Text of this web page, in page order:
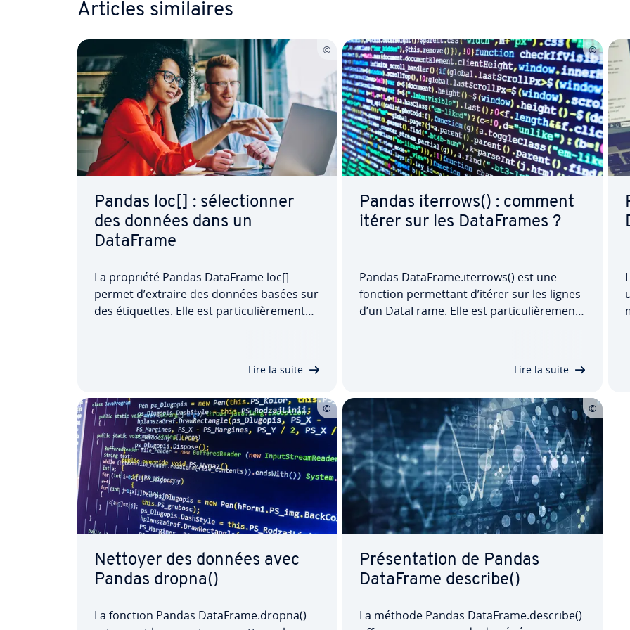
Articles si­mi­laires
Pandas loc[] : sé­lec­tion­ner
des données dans un
DataFrame
La propriété Pandas DataFrame loc[]
permet d’extraire des données basées sur
des éti­quettes. Elle est par­ti­cu­liè­re­ment
dans cet article comment utiliser…
Lire la suite
Pandas iterrows() : comment
itérer sur les Da­ta­Frames ?
Pandas DataFrame.iterrows() est une
fonction per­met­tant d’itérer sur les lignes
d’un DataFrame. Elle est par­ti­cu­liè­re­ment
comment tra­vail­ler avec la fonction…
Lire la suite
Nettoyer des données avec
Pandas dropna()
La fonction Pandas DataFrame.dropna()
Pré­sen­ta­tion de Pandas
DataFrame describe()
La méthode Pandas DataFrame.describe()